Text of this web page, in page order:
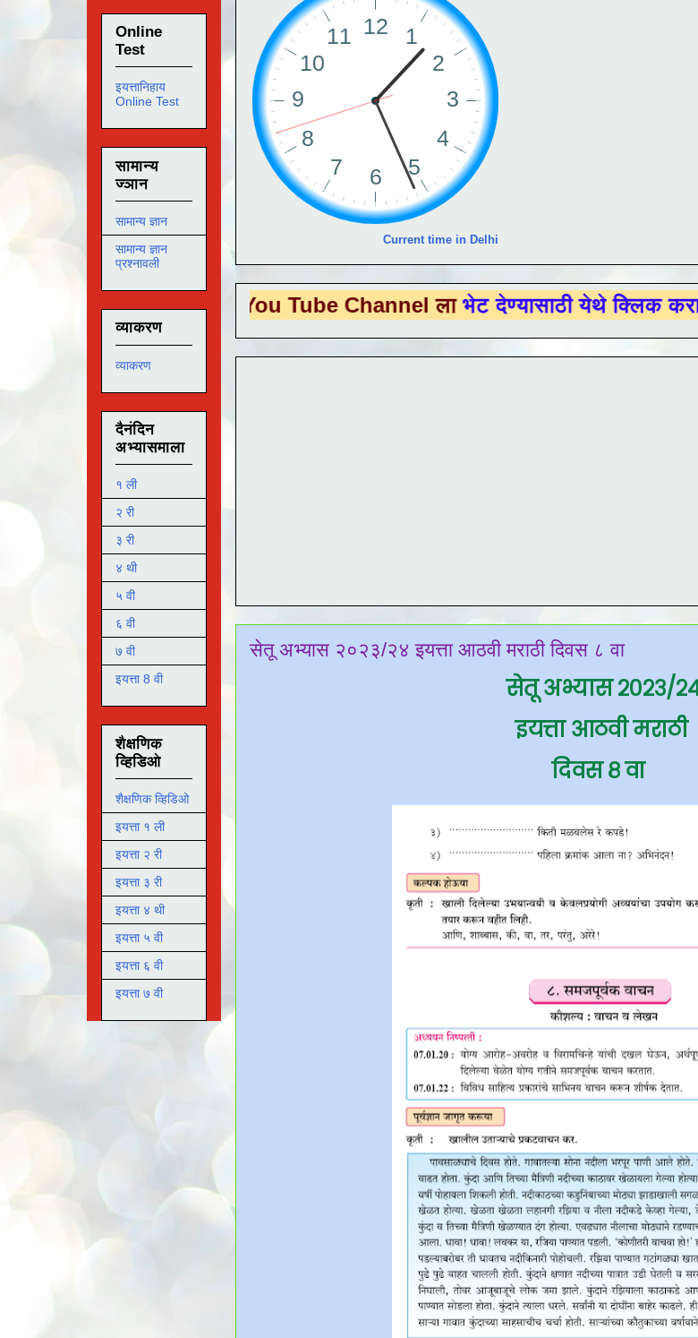
Current time in Delhi
EDUTECHया You Tube Channel लाभेट देण्यासाठी येथे क्लिक करा .
सेतू अभ्यास २०२३/२४ इयत्ता आठवी मराठी दिवस ८ वा
सेतू अभ्यास २०२३/
इयत्ता आठवी मराठी
दिवस ८ वा
Online
Test
इयत्तानिहाय
Online Test
सामान्य
ज्ञान
सामान्य ज्ञान
सामान्य ज्ञान
प्रश्नावली
व्याकरण
व्याकरण
दैनंदिन
अभ्यासमाला
१ ली
२ री
३ री
४ थी
५ वी
६ वी
७ वी
इयत्ता 8 वी
शैक्षणिक
व्हिडिओ
शैक्षणिक व्हिडिओ
इयत्ता १ ली
इयत्ता २ री
इयत्ता ३ री
इयत्ता ४ थी
इयत्ता ५ वी
इयत्ता ६ वी
इयत्ता ७ वी